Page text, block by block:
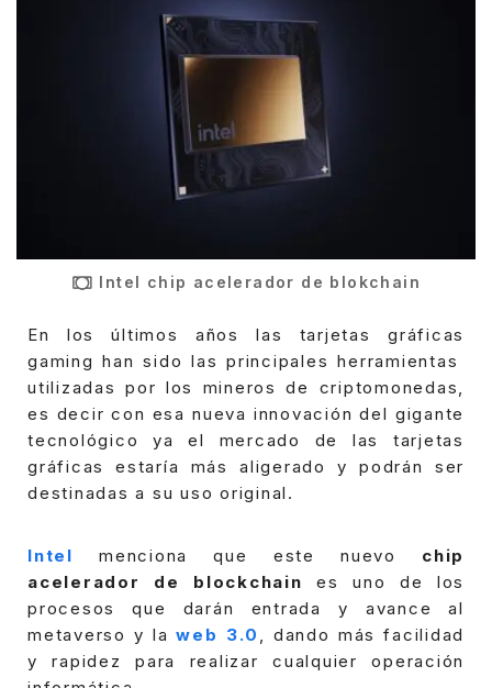
Intel chip acelerador de blokchain
En los últimos años las tarjetas gráficas
gaming han sido las principales herramientas
utilizadas por los mineros de criptomonedas,
es decir con esa nueva innovación del gigante
tecnológico ya el mercado de las tarjetas
gráficas estaría más aligerado y podrán ser
destinadas a su uso original.
Intel menciona que este nuevo chip
acelerador de blockchain es uno de los
procesos que darán entrada y avance al
metaverso y laweb 3.0 , dando más facilidad
y rapidez para realizar cualquier operación